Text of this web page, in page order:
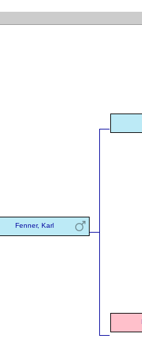
Fenner, Karl